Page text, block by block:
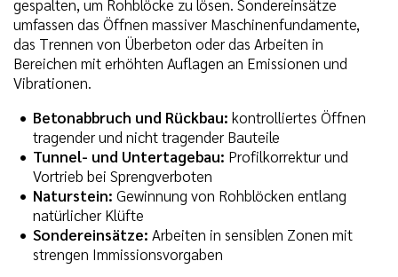
gespalten, um Rohblöcke zu lösen. Sondereinsätze
umfassen das Öffnen massiver Maschinenfundamente,
das Trennen von Überbeton oder das Arbeiten in
Bereichen mit erhöhten Auflagen an Emissionen und
Vibrationen.
Betonabbruch und Rückbau: kontrolliertes Öffnen
tragender und nicht tragender Bauteile
Tunnel- und Untertagebau: Profilkorrektur und
Vortrieb bei Sprengverboten
Naturstein: Gewinnung von Rohblöcken entlang
natürlicher Klüfte
Sondereinsätze: Arbeiten in sensiblen Zonen mit
strengen Immissionsvorgaben